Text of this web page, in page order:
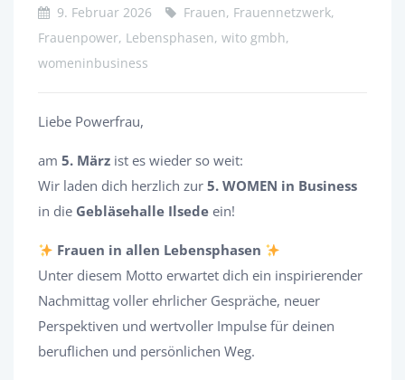
9. Februar 2026
Frauen, Frauennetzwerk,
Frauenpower, Lebensphasen, wito gmbh,
womeninbusiness
Liebe Powerfrau,
am 5. März ist es wieder so weit:
Wir laden dich herzlich zur 5. WOMEN in Business
in die Gebläsehalle Ilsede ein!
Frauen in allen Lebensphasen
Unter diesem Motto erwartet dich ein inspirierender
Nachmittag voller ehrlicher Gespräche, neuer
Perspektiven und wertvoller Impulse für deinen
beruflichen und persönlichen Weg.